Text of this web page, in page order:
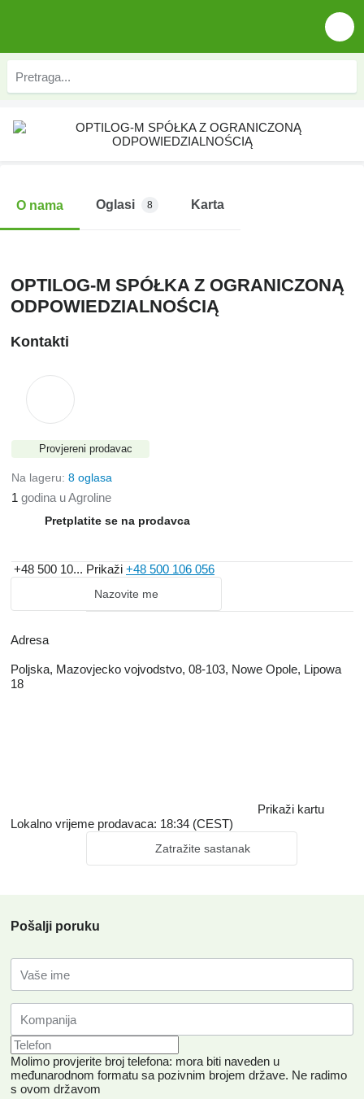
O nama Oglasi 8 Karta
OPTILOG-M SPÓŁKA Z OGRANICZONĄ
ODPOWIEDZIALNOŚCIĄ
Kontakti
Provjereni prodavac
Na lageru: 8 oglasa
1 godina u Agroline
Pretplatite se na prodavca
+48 500 10... Prikaži +48 500 106 056
Nazovite me
Adresa
Poljska, Mazovjecko vojvodstvo, 08-103, Nowe Opole, Lipowa
18
Prikaži kartu
Lokalno vrijeme prodavaca: 18:34 (CEST)
Zatražite sastanak
Pošalji poruku
Molimo provjerite broj telefona: mora biti naveden u
međunarodnom formatu sa pozivnim brojem države. Ne radimo
s ovom državom